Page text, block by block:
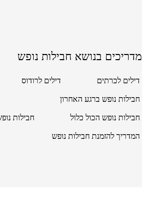
מדריכים בנושא חבילות נופש
דילים לכרתים דילים לרודוס
חבילות נופש ברגע האחרון
חבילות נופש הכול כלול חבילות
המדריך להזמנת חבילות נופש